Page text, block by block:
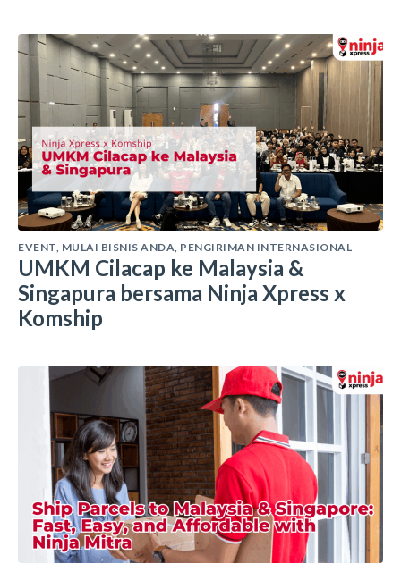
EVENT, MULAI BISNIS ANDA, PENGIRIMAN INTERNASIONAL
UMKM Cilacap ke Malaysia &
Singapura bersama Ninja Xpress x
Komship